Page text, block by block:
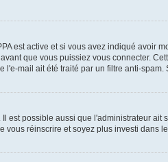
est active et si vous avez indiqué avoir
que vous puissiez vous connecter.
mail ait été traité par un filtre anti-
possible aussi que l'administrateur
vous réinscrire et soyez plus investi dans